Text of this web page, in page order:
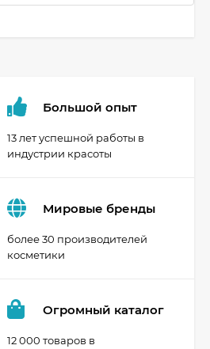
Большой опыт
13 лет успешной работы в
индустрии красоты
Мировые бренды
более 30 производителей
косметики
Огромный каталог
12 000 товаров в